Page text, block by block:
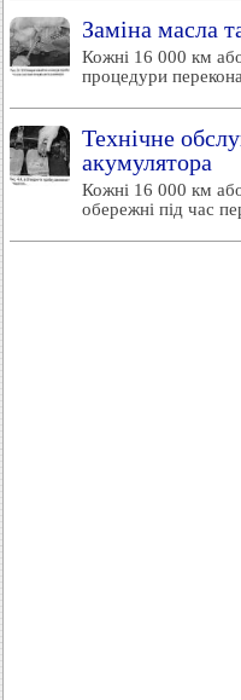
Заміна масла
Кожні 16 000 км
процедури
Технічне
акумулятора
Кожні 16 000 км
обережні під час